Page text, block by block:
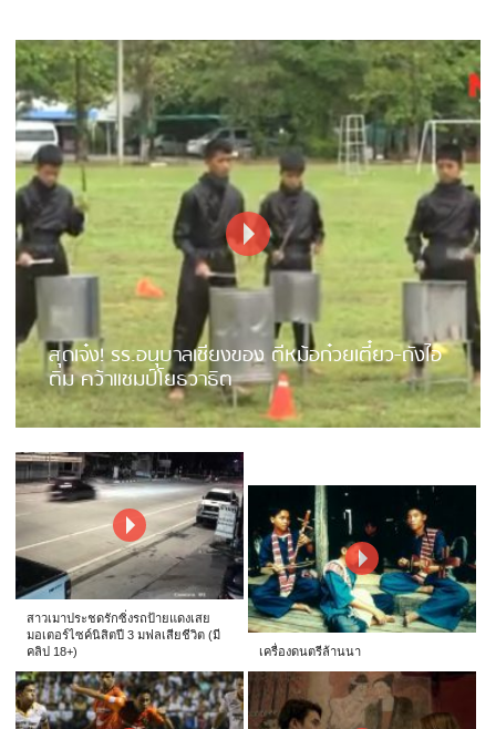
สุดเจ๋ง! รร.อนุบาลเชียงของ ตีหม้อก๋วยเตี๋ยว-ถังไอ
ติม คว้าแชมป์โยธวาธิต
สาวเมาประชดรักซิ่งรถป้ายแดงเสย
มอเตอร์ไซค์นิสิตปี 3 มฟลเสียชีวิต (มี
คลิป 18+)
เครื่องดนตรีล้านนา